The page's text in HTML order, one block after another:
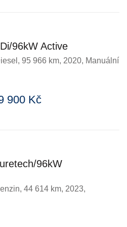
96kW Active
, 95 966 km, 2020, Manuální
900 Kč
96kW
, 44 614 km, 2023,